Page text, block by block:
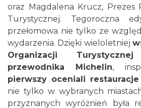
oraz Magdalena Krucz, Prezes
Turystycznej. Tegoroczna
przełomowa nie tylko ze
wydarzenia. Dzięki wieloletniej
Organizacji
przewodnika Michelin,
pierwszy oceniali
nie tylko w wybranych
przyznanych wyróżnień była